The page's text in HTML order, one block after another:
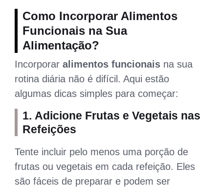
Como Incorporar Alimentos
Funcionais na Sua
Alimentação?
Incorporar alimentos funcionais na sua
rotina diária não é difícil. Aqui estão
algumas dicas simples para começar:
1. Adicione Frutas e Vegetais nas
Refeições
Tente incluir pelo menos uma porção de
frutas ou vegetais em cada refeição. Eles
são fáceis de preparar e podem ser